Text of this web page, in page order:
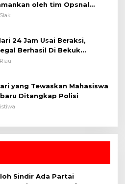
oleh tim Opsnal
Polres Siak-Polda Riau
24 Jam Usai Beraksi,
Berhasil Di Bekuk
Polres Kuansing
yang Tewaskan Mahasiswa
Ditangkap Polisi
Sindir Ada Partai